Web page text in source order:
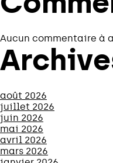
Aucun commentaire à
août 2026
juillet 2026
juin 2026
mai 2026
avril 2026
mars 2026